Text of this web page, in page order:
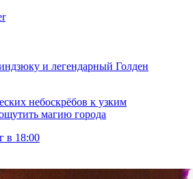
и легендарный Голден
небоскрёбов к узким
магию города
в 18:00